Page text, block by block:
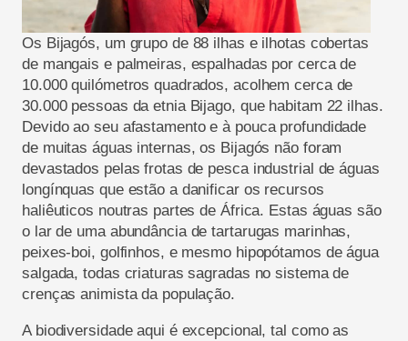
Os Bijagós, um grupo de 88 ilhas e ilhotas cobertas
de mangais e palmeiras, espalhadas por cerca de
10.000 quilómetros quadrados, acolhem cerca de
30.000 pessoas da etnia Bijago, que habitam 22 ilhas.
Devido ao seu afastamento e à pouca profundidade
de muitas águas internas, os Bijagós não foram
devastados pelas frotas de pesca industrial de águas
longínquas que estão a danificar os recursos
haliêuticos noutras partes de África. Estas águas são
o lar de uma abundância de tartarugas marinhas,
peixes-boi, golfinhos, e mesmo hipopótamos de água
salgada, todas criaturas sagradas no sistema de
crenças animista da população.
A biodiversidade aqui é excepcional, tal como as